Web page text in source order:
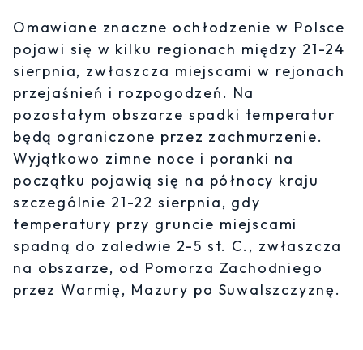
Omawiane znaczne ochłodzenie w Polsce
pojawi się w kilku regionach między 21-24
sierpnia, zwłaszcza miejscami w rejonach
przejaśnień i rozpogodzeń. Na
pozostałym obszarze spadki temperatur
będą ograniczone przez zachmurzenie.
Wyjątkowo zimne noce i poranki na
początku pojawią się na północy kraju
szczególnie 21-22 sierpnia, gdy
temperatury przy gruncie miejscami
spadną do zaledwie 2-5 st. C., zwłaszcza
na obszarze, od Pomorza Zachodniego
przez Warmię, Mazury po Suwalszczyznę.